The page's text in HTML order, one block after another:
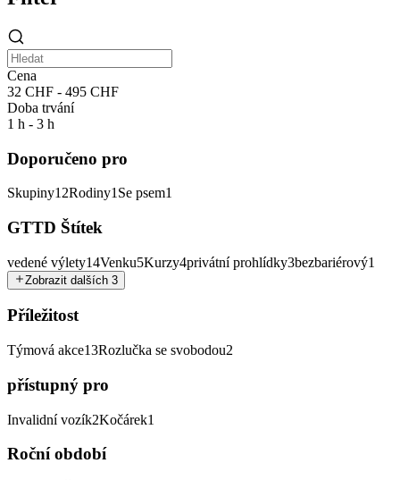
Cena
32 CHF - 495 CHF
Doba trvání
1 h - 3 h
Doporučeno pro
Skupiny12Rodiny1 Se psem1
GTTD Štítek
vedené výlety14Venku5Kurzy4privátní prohlídky3bezbariérový1
Zobrazit dalších 3
Příležitost
Týmová akce13Rozlučka se svobodou2
přístupný pro
Invalidní vozík2Kočárek1
Roční období